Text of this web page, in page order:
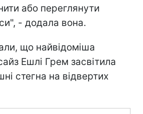
або переглянути
- додала вона.
що найвідоміша
Ешлі Грем засвітила
стегна на відвертих